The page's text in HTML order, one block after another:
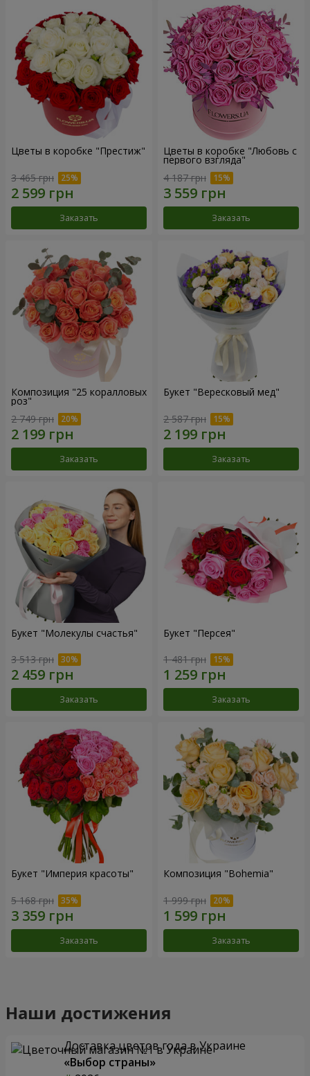
Цветы в коробке "Престиж"
3 465 грн
Заказать
Цветы в коробке "Любовь с
первого взгляда"
4 187 грн
Заказать
Композиция "25 коралловых
роз"
2 749 грн
Заказать
Букет "Вересковый мед"
2 587 грн
Заказать
Букет "Молекулы счастья"
3 513 грн
Заказать
Букет "Персея"
1 481 грн
Заказать
Букет "Империя красоты"
5 168 грн
Заказать
Композиция "Bohemia"
1 999 грн
Заказать
Наши достижения
Доставка цветов года в Украине
«Выбор страны»